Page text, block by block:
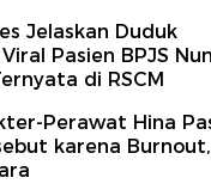
Jelaskan Duduk
Pasien BPJS
di RSCM
Perawat Hina
karena